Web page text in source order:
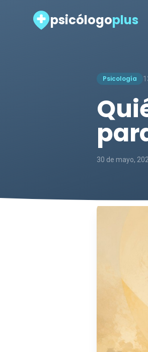
psicólogoplus
Psicología
30 de mayo,